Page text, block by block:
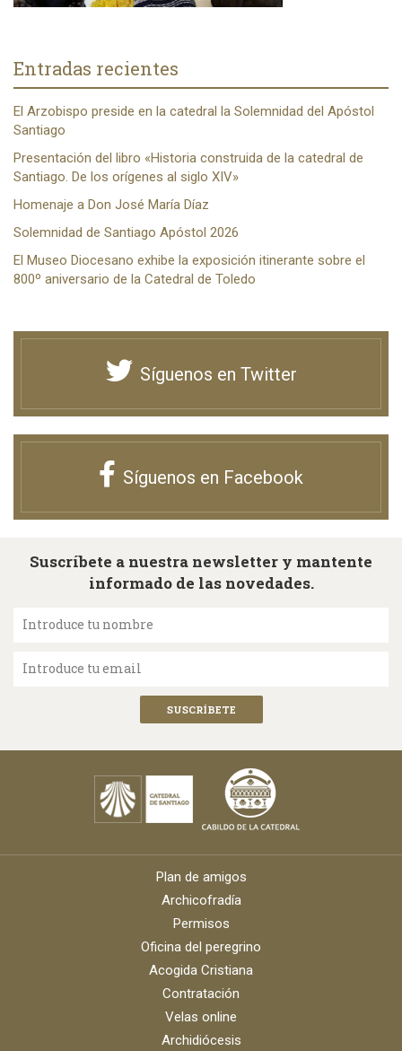
Entradas recientes
El Arzobispo preside en la catedral la Solemnidad del Apóstol
Santiago
Presentación del libro «Historia construida de la catedral de
Santiago. De los orígenes al siglo XIV»
Homenaje a Don José María Díaz
Solemnidad de Santiago Apóstol 2026
El Museo Diocesano exhibe la exposición itinerante sobre el
800º aniversario de la Catedral de Toledo
Síguenos en Twitter
Síguenos en Facebook
Suscríbete a nuestra newsletter y mantente
informado de las novedades.
Introduce tu nombre
Introduce tu email
Plan de amigos
Archicofradía
Permisos
Oficina del peregrino
Acogida Cristiana
Contratación
Velas online
Archidiócesis